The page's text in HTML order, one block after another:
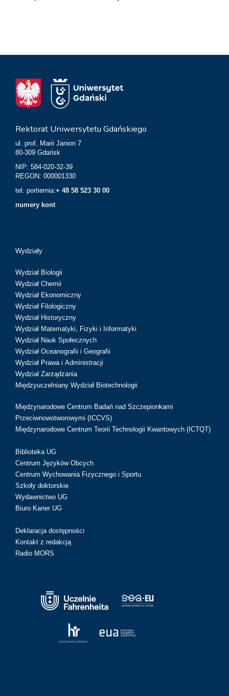
Rektorat Uniwersytetu Gdańskiego
ul. prof. Marii Janion 7
80-309 Gdańsk
NIP: 584-020-32-39
REGON: 000001330
tel. portiernia:+ 48 58 523 30 00
numery kont
Wydziały
Wydział Biologii
Wydział Chemii
Wydział Ekonomiczny
Wydział Filologiczny
Wydział Historyczny
Wydział Matematyki, Fizyki i Informatyki
Wydział Nauk Społecznych
Wydział Oceanografii i Geografii
Wydział Prawa i Administracji
Wydział Zarządzania
Międzyuczelniany Wydział Biotechnologii
Międzynarodowe Centrum Badań nad Szczepionkami
Przeciwnowotworowymi (ICCVS)
Międzynarodowe Centrum Teorii Technologii Kwantowych (ICTQT)
Biblioteka UG
Centrum Języków Obcych
Centrum Wychowania Fizycznego i Sportu
Szkoły doktorskie
Wydawnictwo UG
Biuro Karier UG
Deklaracja dostępności
Kontakt z redakcją
Radio MORS